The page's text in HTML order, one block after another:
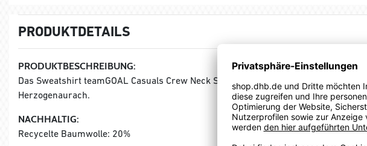
PRODUKTDETAILS
PRODUKTBESCHREIBUNG:
Das Sweatshirt teamGOAL Casuals Crew Neck Sweat Wmn vom deutschen
Herzogenaurach.
NACHHALTIG:
Recycelte Baumwolle: 20%